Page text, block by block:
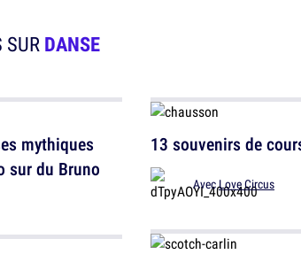
SURDANSE
sur du Bruno
13 souvenirs de
AvecLove Circus